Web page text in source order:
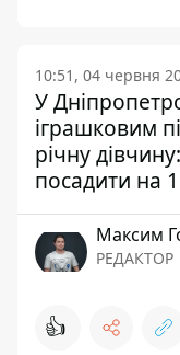
10:51, 04 червня
У
іграшковим
річну
посадити на
Максим
РЕДАКТОР
👍